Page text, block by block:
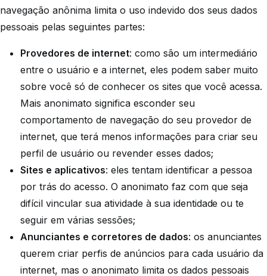
navegação anônima limita o uso indevido dos seus dados
pessoais pelas seguintes partes:
Provedores de internet: como são um intermediário
entre o usuário e a internet, eles podem saber muito
sobre você só de conhecer os sites que você acessa.
Mais anonimato significa esconder seu
comportamento de navegação do seu provedor de
internet, que terá menos informações para criar seu
perfil de usuário ou revender esses dados;
Sites e aplicativos: eles tentam identificar a pessoa
por trás do acesso. O anonimato faz com que seja
difícil vincular sua atividade à sua identidade ou te
seguir em várias sessões;
Anunciantes e corretores de dados: os anunciantes
querem criar perfis de anúncios para cada usuário da
internet, mas o anonimato limita os dados pessoais